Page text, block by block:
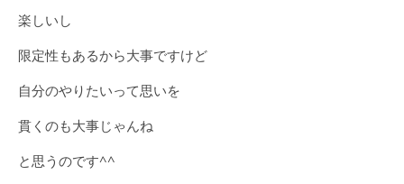
楽しいし
限定性もあるから大事ですけど
自分のやりたいって思いを
貫くのも大事じゃんね
と思うのです^^